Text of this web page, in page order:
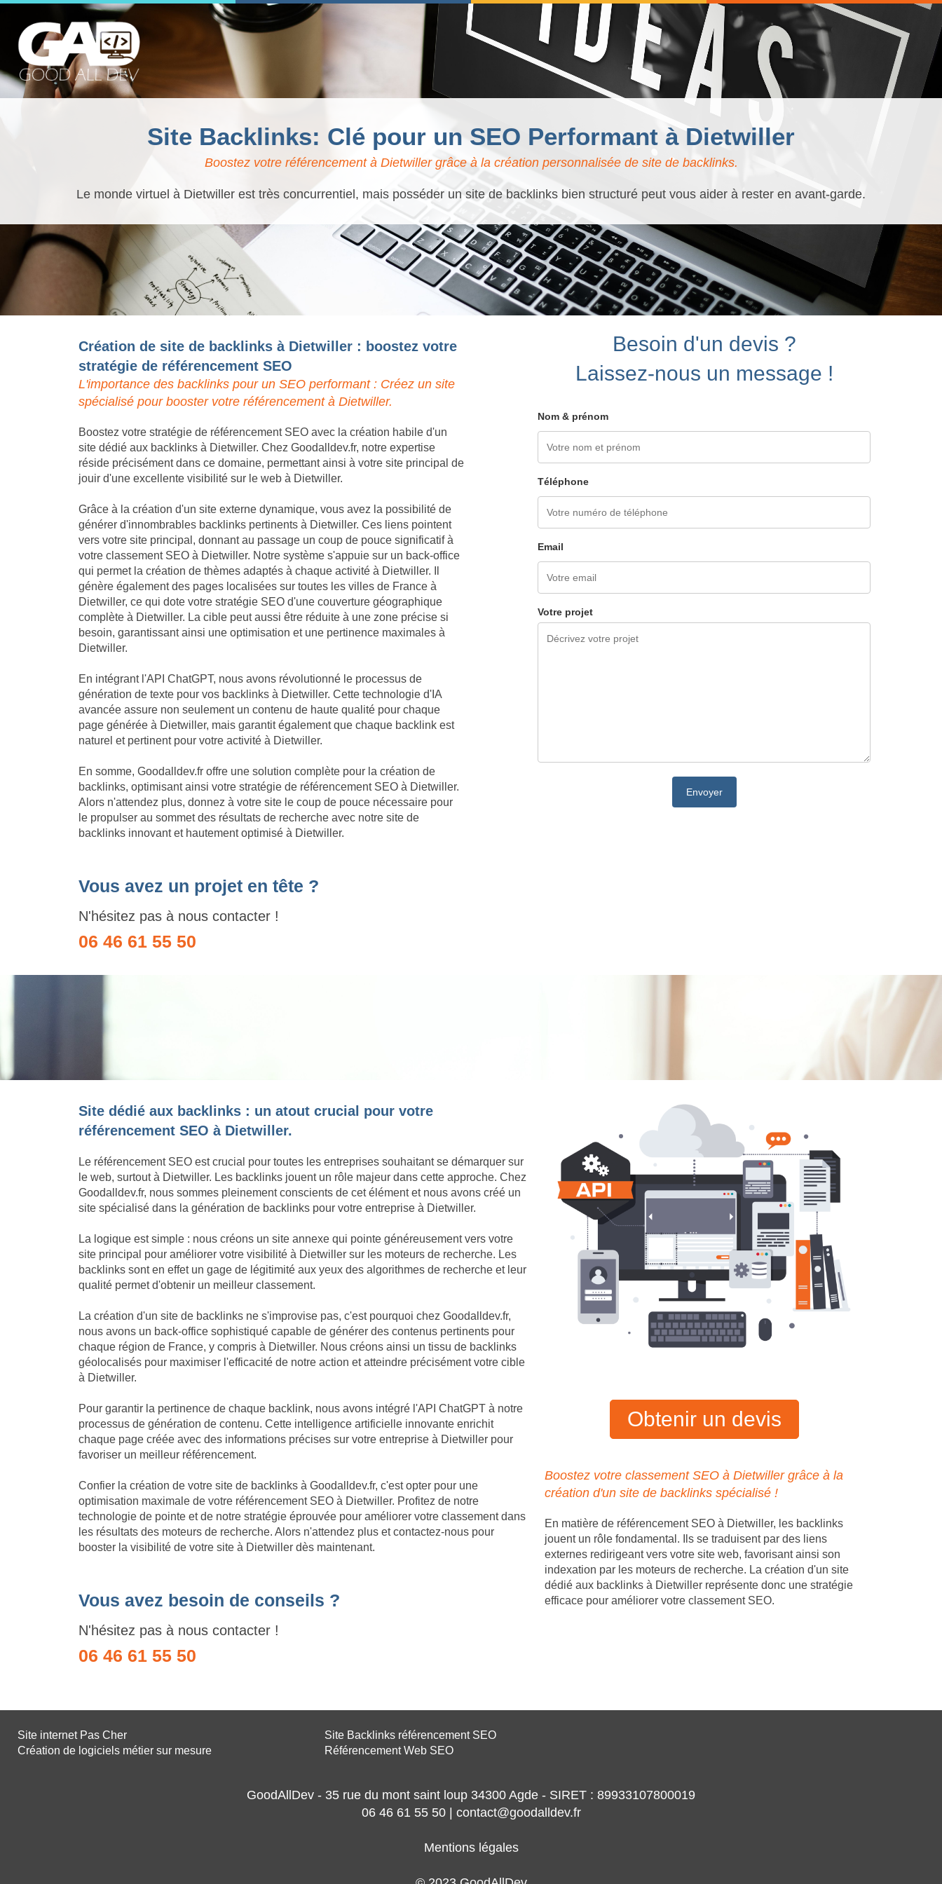
Site Backlinks: Clé pour un SEO Performant à Dietwiller
Boostez votre référencement à Dietwiller grâce à la création personnalisée de site de backlinks.
Le monde virtuel à Dietwiller est très concurrentiel, mais posséder un site de backlinks bien structuré peut vous aider à rester en avant-garde.
Création de site de backlinks à Dietwiller : boostez votre
stratégie de référencement SEO
L'importance des backlinks pour un SEO performant : Créez un site
spécialisé pour booster votre référencement à Dietwiller.
Boostez votre stratégie de référencement SEO avec la création habile d'un
site dédié aux backlinks à Dietwiller. Chez Goodalldev.fr, notre expertise
réside précisément dans ce domaine, permettant ainsi à votre site principal de
jouir d'une excellente visibilité sur le web à Dietwiller.
Grâce à la création d'un site externe dynamique, vous avez la possibilité de
générer d'innombrables backlinks pertinents à Dietwiller. Ces liens pointent
vers votre site principal, donnant au passage un coup de pouce significatif à
votre classement SEO à Dietwiller. Notre système s'appuie sur un back-office
qui permet la création de thèmes adaptés à chaque activité à Dietwiller. Il
génère également des pages localisées sur toutes les villes de France à
Dietwiller, ce qui dote votre stratégie SEO d'une couverture géographique
complète à Dietwiller. La cible peut aussi être réduite à une zone précise si
besoin, garantissant ainsi une optimisation et une pertinence maximales à
Dietwiller.
En intégrant l'API ChatGPT, nous avons révolutionné le processus de
génération de texte pour vos backlinks à Dietwiller. Cette technologie d'IA
avancée assure non seulement un contenu de haute qualité pour chaque
page générée à Dietwiller, mais garantit également que chaque backlink est
naturel et pertinent pour votre activité à Dietwiller.
En somme, Goodalldev.fr offre une solution complète pour la création de
backlinks, optimisant ainsi votre stratégie de référencement SEO à Dietwiller.
Alors n'attendez plus, donnez à votre site le coup de pouce nécessaire pour
le propulser au sommet des résultats de recherche avec notre site de
backlinks innovant et hautement optimisé à Dietwiller.
Vous avez un projet en tête ?
N'hésitez pas à nous contacter !
06 46 61 55 50
Besoin d'un devis ?
Laissez-nous un message !
Nom & prénom
Téléphone
Email
Votre projet
Site dédié aux backlinks : un atout crucial pour votre
référencement SEO à Dietwiller.
Le référencement SEO est crucial pour toutes les entreprises souhaitant se démarquer sur
le web, surtout à Dietwiller. Les backlinks jouent un rôle majeur dans cette approche. Chez
Goodalldev.fr, nous sommes pleinement conscients de cet élément et nous avons créé un
site spécialisé dans la génération de backlinks pour votre entreprise à Dietwiller.
La logique est simple : nous créons un site annexe qui pointe généreusement vers votre
site principal pour améliorer votre visibilité à Dietwiller sur les moteurs de recherche. Les
backlinks sont en effet un gage de légitimité aux yeux des algorithmes de recherche et leur
qualité permet d'obtenir un meilleur classement.
La création d'un site de backlinks ne s'improvise pas, c'est pourquoi chez Goodalldev.fr,
nous avons un back-office sophistiqué capable de générer des contenus pertinents pour
chaque région de France, y compris à Dietwiller. Nous créons ainsi un tissu de backlinks
géolocalisés pour maximiser l'efficacité de notre action et atteindre précisément votre cible
à Dietwiller.
Pour garantir la pertinence de chaque backlink, nous avons intégré l'API ChatGPT à notre
processus de génération de contenu. Cette intelligence artificielle innovante enrichit
chaque page créée avec des informations précises sur votre entreprise à Dietwiller pour
favoriser un meilleur référencement.
Confier la création de votre site de backlinks à Goodalldev.fr, c'est opter pour une
optimisation maximale de votre référencement SEO à Dietwiller. Profitez de notre
technologie de pointe et de notre stratégie éprouvée pour améliorer votre classement dans
les résultats des moteurs de recherche. Alors n'attendez plus et contactez-nous pour
booster la visibilité de votre site à Dietwiller dès maintenant.
Vous avez besoin de conseils ?
N'hésitez pas à nous contacter !
06 46 61 55 50
Obtenir un devis
Boostez votre classement SEO à Dietwiller grâce à la
création d'un site de backlinks spécialisé !
En matière de référencement SEO à Dietwiller, les backlinks
jouent un rôle fondamental. Ils se traduisent par des liens
externes redirigeant vers votre site web, favorisant ainsi son
indexation par les moteurs de recherche. La création d'un site
dédié aux backlinks à Dietwiller représente donc une stratégie
efficace pour améliorer votre classement SEO.
Site internet Pas Cher
Création de logiciels métier sur mesure
Site Backlinks référencement SEO
Référencement Web SEO
GoodAllDev - 35 rue du mont saint loup 34300 Agde - SIRET : 89933107800019
06 46 61 55 50 | contact@goodalldev.fr
Mentions légales